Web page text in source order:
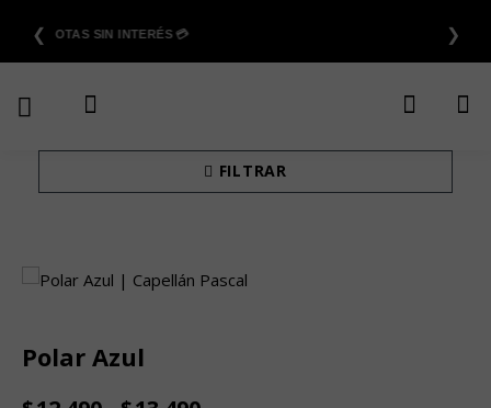
contenido
❮ 6 CUOTAS SIN INTERÉS 💳 ❯
FILTRAR
Polar Azul